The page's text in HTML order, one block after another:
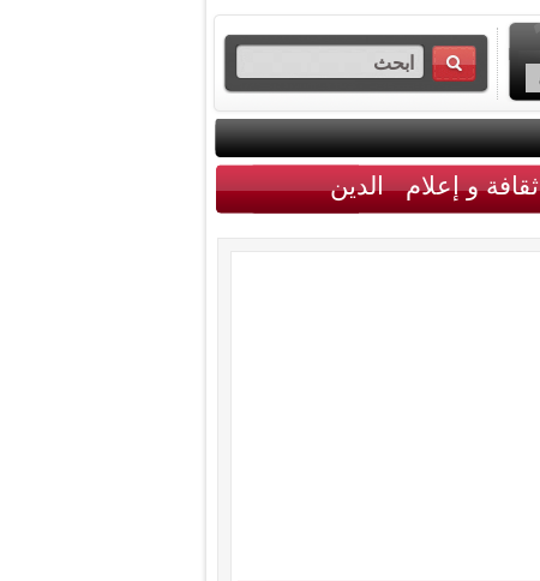
ثقافة و إعلام الدين